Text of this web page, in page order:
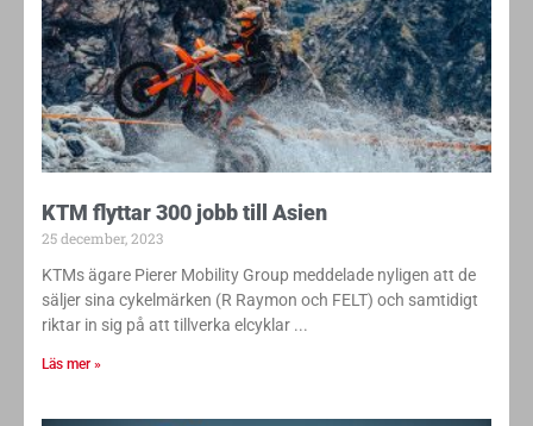
KTM flyttar 300 jobb till Asien
25 december, 2023
KTMs ägare Pierer Mobility Group meddelade nyligen att de
säljer sina cykelmärken (R Raymon och FELT) och samtidigt
riktar in sig på att tillverka elcyklar
Läs mer »